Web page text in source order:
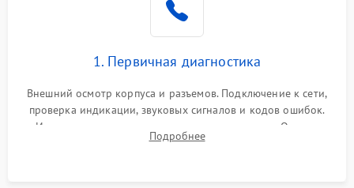
1. Первичная диагностика
Внешний осмотр корпуса и разъемов. Подключение к сети,
проверка индикации, звуковых сигналов и кодов ошибок.
Измерение входного и выходного напряжения. Оценка
реакции ИБП на отключение основного питания без
Подробнее